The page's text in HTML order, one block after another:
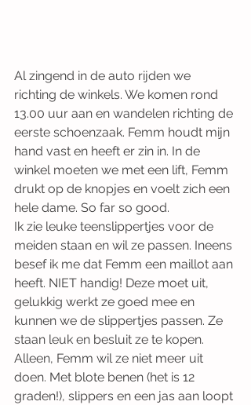
Al zingend in de auto rijden we
richting de winkels. We komen rond
13.00 uur aan en wandelen richting de
eerste schoenzaak. Femm houdt mijn
hand vast en heeft er zin in. In de
winkel moeten we met een lift, Femm
drukt op de knopjes en voelt zich een
hele dame. So far so good.
Ik zie leuke teenslippertjes voor de
meiden staan en wil ze passen. Ineens
besef ik me dat Femm een maillot aan
heeft. NIET handig! Deze moet uit,
gelukkig werkt ze goed mee en
kunnen we de slippertjes passen. Ze
staan leuk en besluit ze te kopen.
Alleen, Femm wil ze niet meer uit
doen. Met blote benen (het is 12
graden!), slippers en een jas aan loopt